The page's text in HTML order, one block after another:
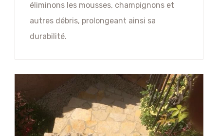
éliminons les mousses, champignons et
autres débris, prolongeant ainsi sa
durabilité.